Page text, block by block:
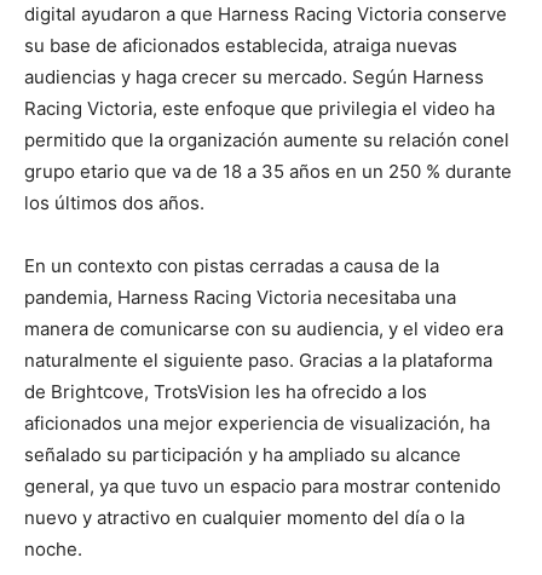
digital ayudaron a que Harness Racing Victoria conserve
su base de aficionados establecida, atraiga nuevas
audiencias y haga crecer su mercado. Según Harness
Racing Victoria, este enfoque que privilegia el video ha
permitido que la organización aumente su relación conel
grupo etario que va de 18 a 35 años en un 250 % durante
los últimos dos años.
En un contexto con pistas cerradas a causa de la
pandemia, Harness Racing Victoria necesitaba una
manera de comunicarse con su audiencia, y el video era
naturalmente el siguiente paso. Gracias a la plataforma
de Brightcove, TrotsVision les ha ofrecido a los
aficionados una mejor experiencia de visualización, ha
señalado su participación y ha ampliado su alcance
general, ya que tuvo un espacio para mostrar contenido
nuevo y atractivo en cualquier momento del día o la
noche.